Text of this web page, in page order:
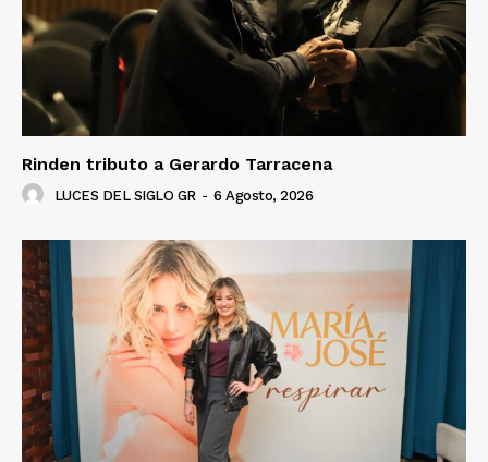
Rinden tributo a Gerardo Tarracena
LUCES DEL SIGLO GR - 6 Agosto, 2026